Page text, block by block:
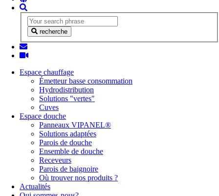
recherche
Espace chauffage
Émetteur basse consommation
Hydrodistribution
Solutions "vertes"
Cuves
Espace douche
Panneaux VIPANEL®
Solutions adaptées
Parois de douche
Ensemble de douche
Receveurs
Parois de baignoire
Où trouver nos produits ?
Actualités